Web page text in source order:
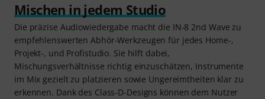
Mischen in jedem Studio
Die präzise Audiowiedergabe macht die IN-8 2nd Wave zu
empfehlenswerten Abhör-Werkzeugen für jedes Home-,
Projekt-, und Profistudio. Sie hilft dabei,
Mischungsverhältnisse richtig einzuschätzen, Instrumente
im Mix gezielt zu platzieren sowie Ungereimtheiten klar zu
erkennen. Dank des Class-D-Designs können dem Nutzer